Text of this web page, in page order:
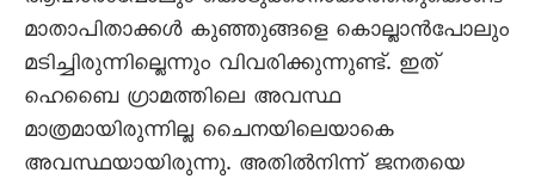
മാതാപിതാക്കൾ കുഞ്ഞുങ്ങളെ കൊല്ലാൻപോലും
മടിച്ചിരുന്നില്ലെന്നും വിവരിക്കുന്നുണ്ട്. ഇത്
ഹെബെെ ഗ്രാമത്തിലെ അവസ്ഥ
മാത്രമായിരുന്നില്ല ചെെനയിലെയാകെ
അവസ്ഥയായിരുന്നു. അതിൽനിന്ന് ജനതയെ